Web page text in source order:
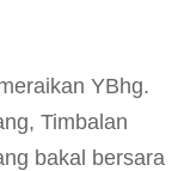
YBhg.
Timbalan
bakal bersara